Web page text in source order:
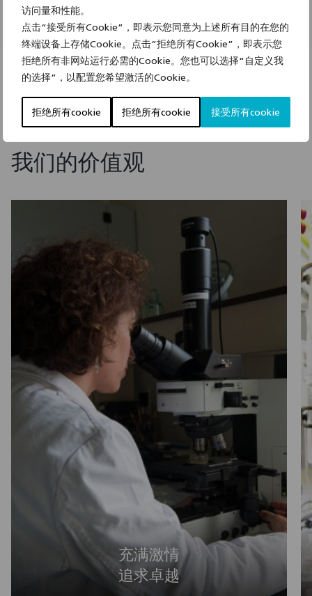
访问量和性能。
点击“接受所有Cookie”，即表示您同意为上述所有目的在您的
终端设备上存储Cookie。点击“拒绝所有Cookie”，即表示您
拒绝所有非网站运行必需的Cookie。您也可以选择“自定义我
的选择”，以配置您希望激活的Cookie。
拒绝所有cookie 拒绝所有cookie 接受所有cookie
我们的价值观
充满激情
追求卓越